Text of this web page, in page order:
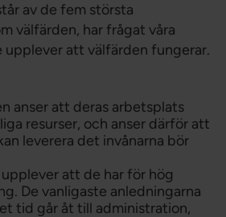
av de fem största
välfärden, har frågat våra
upplever att välfärden fungerar.
anser att deras arbetsplats
resurser, och anser därför att
leverera det invånarna bör
att de har för hög
De vanligaste anledningarna
tid går åt till administration,